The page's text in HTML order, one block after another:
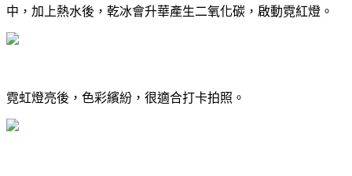
中，加上熱水後，乾冰會升華產生二氧化碳，啟動霓紅燈。
霓虹燈亮後，色彩繽紛，很適合打卡拍照。